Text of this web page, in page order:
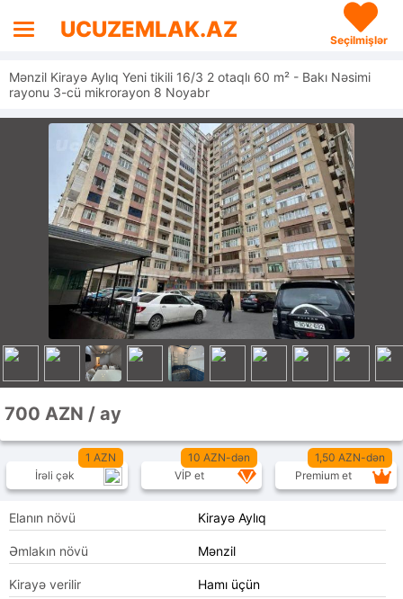
UCUZEMLAK.AZ Seçilmişlər
Mənzil Kirayə Aylıq Yeni tikili 16/3 2 otaqlı 60 m² - Bakı Nəsimi
rayonu 3-cü mikrorayon 8 Noyabr
700 AZN / ay
1 AZN
İrəli çək
10 AZN-dən
VİP et
1,50 AZN-dən
Premium et
Elanın növü Kirayə Aylıq
Əmlakın növü Mənzil
Kirayə verilir Hamı üçün